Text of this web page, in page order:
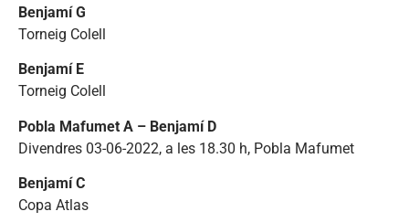
Benjamí G
Torneig Colell
Benjamí E
Torneig Colell
Pobla Mafumet A – Benjamí D
Divendres 03-06-2022, a les 18.30 h, Pobla Mafumet
Benjamí C
Copa Atlas